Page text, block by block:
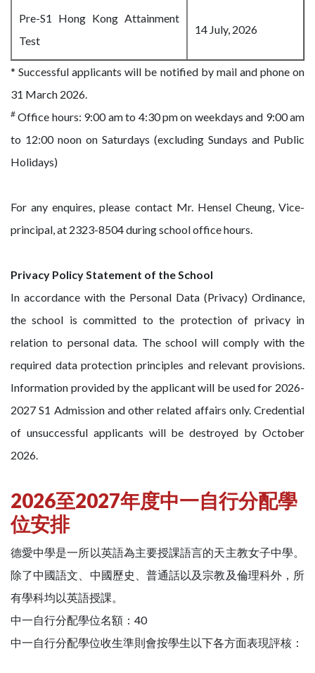
Pre-S1 Hong Kong Attainment
Test
14 July, 2026
* Successful applicants will be notified by mail and phone on
31 March 2026.
# Office hours: 9:00 am to 4:30 pm on weekdays and 9:00 am
to 12:00 noon on Saturdays (excluding Sundays and Public
Holidays)
For any enquires, please contact Mr. Hensel Cheung, Vice-
principal, at 2323-8504 during school office hours.
Privacy Policy Statement of the School
In accordance with the Personal Data (Privacy) Ordinance,
the school is committed to the protection of privacy in
relation to personal data. The school will comply with the
required data protection principles and relevant provisions.
Information provided by the applicant will be used for 2026-
2027 S1 Admission and other related affairs only. Credential
of unsuccessful applicants will be destroyed by October
2026.
2026至2027年度中一自行分配學
位安排
德愛中學是一所以英語為主要授課語言的天主教女子中學。
除了中國語文、中國歷史、普通話以及宗教及倫理科外，所
有學科均以英語授課。
中一自行分配學位名額：40
中一自行分配學位收生準則會按學生以下各方面表現評核：